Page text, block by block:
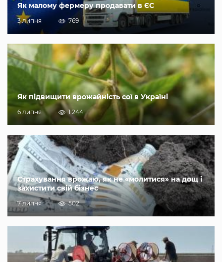
Як малому фермеру продавати в ЄС
3 липня 769
Як підвищити врожайність сої в Україні
6 липня 1 244
Страхування врожаю, як не «молитися» на дощ і
захистити свій бізнес
7 липня 502